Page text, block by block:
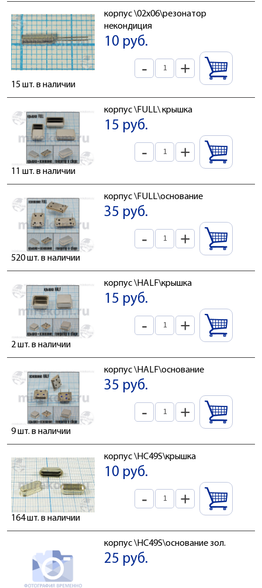
корпус \02x06\резонатор
некондиция
10 руб.
- +
15 шт. в наличии
корпус \FULL\ крышка
15 руб.
- +
11 шт. в наличии
корпус \FULL\основание
35 руб.
- +
520 шт. в наличии
корпус \HALF\крышка
15 руб.
- +
2 шт. в наличии
корпус \HALF\основание
35 руб.
- +
9 шт. в наличии
корпус \HC49S\крышка
10 руб.
- +
164 шт. в наличии
корпус \HC49S\основание зол.
25 руб.